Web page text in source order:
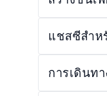
แชสซีสำห
การเดินท